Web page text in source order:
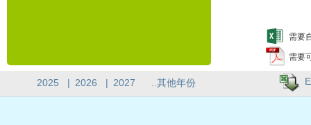
需要
需要
2025 | 2026 | 2027 ..其他年份